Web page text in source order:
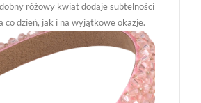
różowy kwiat dodaje subtelności
co dzień, jak i na wyjątkowe okazje.